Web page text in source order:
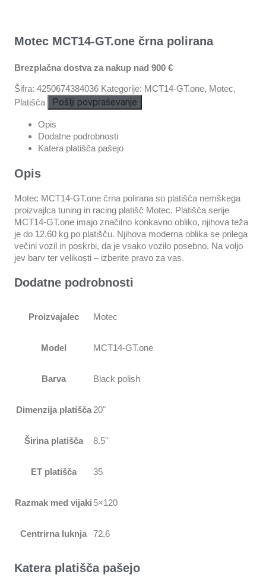
Motec MCT14-GT.one črna polirana
Brezplačna dostva za nakup nad 900 €
Šifra: 4250674384036 Kategorije: MCT14-GT.one, Motec,
Platišča
Pošlji povpraševanje
Opis
Dodatne podrobnosti
Katera platišča pašejo
Opis
Motec MCT14-GT.one črna polirana so platišča nemškega
proizvajlca tuning in racing platišč Motec. Platišča serije
MCT14-GT.one imajo značilno konkavno obliko, njihova teža
je do 12,60 kg po platišču. Njihova moderna oblika se prilega
večini vozil in poskrbi, da je vsako vozilo posebno. Na voljo
jev barv ter velikosti – izberite pravo za vas.
Dodatne podrobnosti
Proizvajalec Motec
Model MCT14-GT.one
Barva Black polish
Dimenzija platišča 20"
Širina platišča 8.5''
ET platišča 35
Razmak med vijaki 5×120
Centrirna luknja 72,6
Katera platišča pašejo